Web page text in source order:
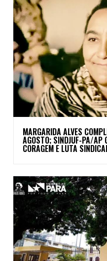
MARGARIDA ALVES
AGOSTO; SINDJUF-PA/AP
CORAGEM E LUTA